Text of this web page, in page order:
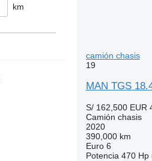
km
camión chasis
19
MAN TGS
S/ 162,500 EUR
Camión chasis
2020
390,000 km
Euro 6
Potencia 470 Hp